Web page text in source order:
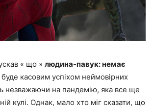
« що » людина-павук: немає
буде касовим успіхом неймовірних
незважаючи на пандемію, яка все ще
кулі. Однак, мало хто міг сказати, що